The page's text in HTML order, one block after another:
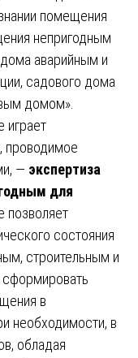
помещения
непригодным
аварийным и
садового дома
домом».
играет
проводимое
— экспертиза
для
позволяет
состояния
строительным и
в
необходимости, в
обладая